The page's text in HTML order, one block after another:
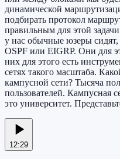
динамической
подбирать протокол
правильным для этой
у нас обычные юзеры сидят,
OSPF или EIGRP. Они для
них для этого есть
сетях такого масштаба.
кампусной сети? Тысяча
пользователей. Кампусная
это университет.
12:29